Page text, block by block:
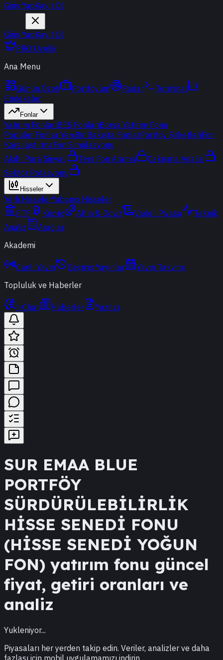
Giriş YapKayıt Ol
Giriş YapKayıt Ol
PRO Üyelik
Ana Menu
Günün Özeti Portföyüm Radar
Terminal
Endeksler
Fonlar
Yatırım FonlarıBES FonlarıBorsa Yatırım Fonu
Popüler Fonlar YeniBir Bakışta FonlarPortföy ŞirketleriFon
KarşılaştırmaFon Simülasyonu
Akıllı Para Sinyali
Ters Fon Arama
Çakışma Analizi
Sektör Rotasyonu
Hisseler
Yerli HisselerYabancı Hisseler
ETF
Kripto Altın & Döviz Vadeli Piyasa
Teknik
Analiz
Araçlar
Akademi
Canlı Yayın Geçmiş Yayınlar
Yayın Takvimi
Topluluk ve Haberler
t-Chat Haberler Yazılar
SUR EMAA BLUE
PORTFÖY
SÜRDÜRÜLEBİLİRLİK
HİSSE SENEDİ FONU
(HİSSE SENEDİ YOĞUN
FON) yatırım fonu güncel
fiyat, getiri oranları ve
analiz
Yukleniyor...
Piyasaları her yerden takip edin. Veriler, analizler ve daha
fazlası için mobil uygulamamızı indirin.